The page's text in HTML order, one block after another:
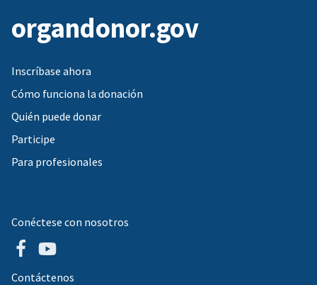
organdonor.gov
Inscríbase ahora
Cómo funciona la donación
Quién puede donar
Participe
Para profesionales
Conéctese con nosotros
Contáctenos